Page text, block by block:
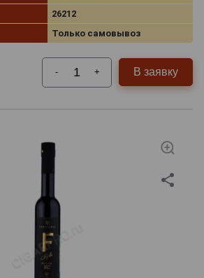
26212
Только самовывоз
- + В заявку